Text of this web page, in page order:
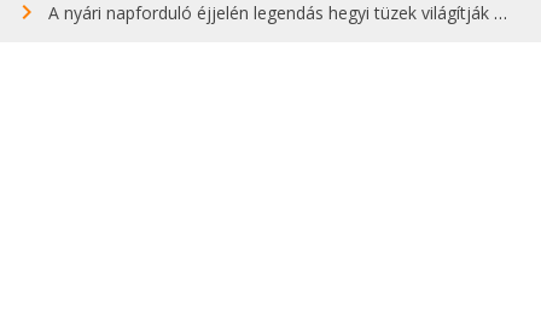
A nyári napforduló éjjelén legendás hegyi tüzek világítják meg Zugspitzét